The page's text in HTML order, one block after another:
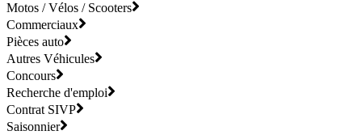
Motos / Vélos / Scooters
Commerciaux
Pièces auto
Autres Véhicules
Concours
Recherche d'emploi
Contrat SIVP
Saisonnier